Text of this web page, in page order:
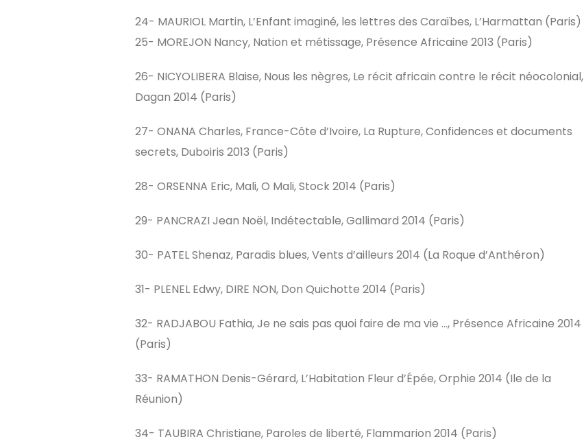
24- MAURIOL Martin, L’Enfant imaginé, les lettres des Caraïbes, L’Harmattan (Paris)
25- MOREJON Nancy, Nation et métissage, Présence Africaine 2013 (Paris)
26- NICYOLIBERA Blaise, Nous les nègres, Le récit africain contre le récit néocolonial,
Dagan 2014 (Paris)
27- ONANA Charles, France-Côte d’Ivoire, La Rupture, Confidences et documents
secrets, Duboiris 2013 (Paris)
28- ORSENNA Eric, Mali, O Mali, Stock 2014 (Paris)
29- PANCRAZI Jean Noël, Indétectable, Gallimard 2014 (Paris)
30- PATEL Shenaz, Paradis blues, Vents d’ailleurs 2014 (La Roque d’Anthéron)
31- PLENEL Edwy, DIRE NON, Don Quichotte 2014 (Paris)
32- RADJABOU Fathia, Je ne sais pas quoi faire de ma vie …, Présence Africaine 2014
(Paris)
33- RAMATHON Denis-Gérard, L’Habitation Fleur d’Épée, Orphie 2014 (Ile de la
Réunion)
34- TAUBIRA Christiane, Paroles de liberté, Flammarion 2014 (Paris)